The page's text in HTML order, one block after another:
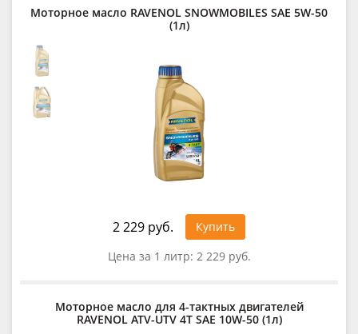
Моторное масло RAVENOL SNOWMOBILES SAE 5W-50
(1л)
2 229 руб.
Купить
Цена за 1 литр: 2 229 руб.
Моторное масло для 4-тактных двигателей
RAVENOL ATV-UTV 4T SAE 10W-50 (1л)